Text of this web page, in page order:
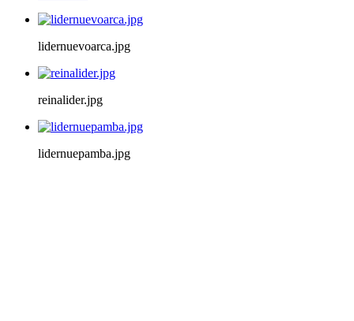
lidernuevoarca.jpg
reinalider.jpg
lidernuepamba.jpg